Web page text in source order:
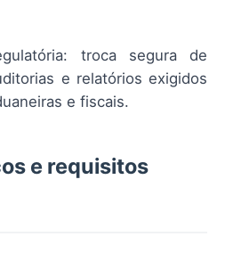
troca segura de
e relatórios exigidos
e fiscais.
e requisitos